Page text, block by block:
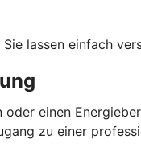
lassen einfach
oder einen
zu einer